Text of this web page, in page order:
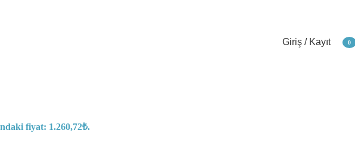
Giriş / Kayıt
0
fiyat: 1.260,72₺.